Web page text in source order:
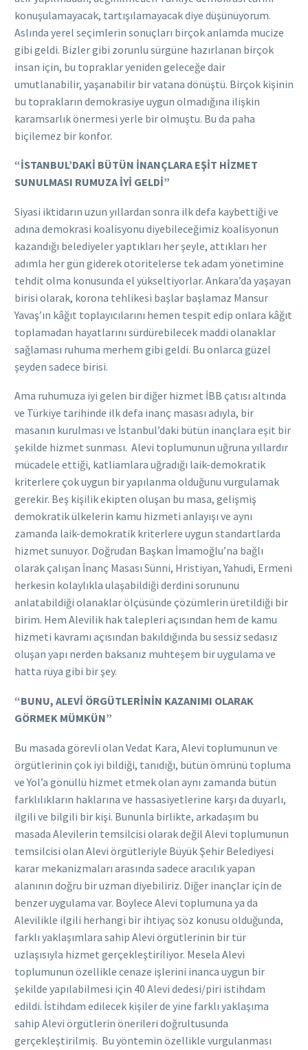
konuşulamayacak, tartışılamayacak diye düşünüyorum.
Aslında yerel seçimlerin sonuçları birçok anlamda mucize
gibi geldi. Bizler gibi zorunlu sürgüne hazırlanan birçok
insan için, bu topraklar yeniden geleceğe dair
umutlanabilir, yaşanabilir bir vatana dönüştü. Birçok kişinin
bu toprakların demokrasiye uygun olmadığına ilişkin
karamsarlık önermesi yerle bir olmuştu. Bu da paha
biçilemez bir konfor.
“İSTANBUL’DAKİ BÜTÜN İNANÇLARA EŞİT HİZMET
SUNULMASI RUMUZA İYİ GELDİ”
Siyasi iktidarın uzun yıllardan sonra ilk defa kaybettiği ve
adına demokrasi koalisyonu diyebileceğimiz koalisyonun
kazandığı belediyeler yaptıkları her şeyle, attıkları her
adımla her gün giderek otoritelerse tek adam yönetimine
tehdit olma konusunda el yükseltiyorlar. Ankara’da yaşayan
birisi olarak, korona tehlikesi başlar başlamaz Mansur
Yavaş’ın kâğıt toplayıcılarını hemen tespit edip onlara kâğıt
toplamadan hayatlarını sürdürebilecek maddi olanaklar
sağlaması ruhuma merhem gibi geldi. Bu onlarca güzel
şeyden sadece birisi.
Ama ruhumuza iyi gelen bir diğer hizmet İBB çatısı altında
ve Türkiye tarihinde ilk defa inanç masası adıyla, bir
masanın kurulması ve İstanbul’daki bütün inançlara eşit bir
şekilde hizmet sunması. Alevi toplumunun uğruna yıllardır
mücadele ettiği, katliamlara uğradığı laik-demokratik
kriterlere çok uygun bir yapılanma olduğunu vurgulamak
gerekir. Beş kişilik ekipten oluşan bu masa, gelişmiş
demokratik ülkelerin kamu hizmeti anlayışı ve aynı
zamanda laik-demokratik kriterlere uygun standartlarda
hizmet sunuyor. Doğrudan Başkan İmamoğlu’na bağlı
olarak çalışan İnanç Masası Sünni, Hristiyan, Yahudi, Ermeni
herkesin kolaylıkla ulaşabildiği derdini sorununu
anlatabildiği olanaklar ölçüsünde çözümlerin üretildiği bir
birim. Hem Alevilik hak talepleri açısından hem de kamu
hizmeti kavramı açısından bakıldığında bu sessiz sedasız
oluşan yapı nerden baksanız muhteşem bir uygulama ve
hatta rüya gibi bir şey.
“BUNU, ALEVİ ÖRGÜTLERİNİN KAZANIMI OLARAK
GÖRMEK MÜMKÜN”
Bu masada görevli olan Vedat Kara, Alevi toplumunun ve
örgütlerinin çok iyi bildiği, tanıdığı, bütün ömrünü topluma
ve Yol’a gönüllü hizmet etmek olan aynı zamanda bütün
farklılıkların haklarına ve hassasiyetlerine karşı da duyarlı,
ilgili ve bilgili bir kişi. Bununla birlikte, arkadaşım bu
masada Alevilerin temsilcisi olarak değil Alevi toplumunun
temsilcisi olan Alevi örgütleriyle Büyük Şehir Belediyesi
karar mekanizmaları arasında sadece aracılık yapan
alanının doğru bir uzman diyebiliriz. Diğer inançlar için de
benzer uygulama var. Böylece Alevi toplumuna ya da
Alevilikle ilgili herhangi bir ihtiyaç söz konusu olduğunda,
farklı yaklaşımlara sahip Alevi örgütlerinin bir tür
uzlaşısıyla hizmet gerçekleştiriliyor. Mesela Alevi
toplumunun özellikle cenaze işlerini inanca uygun bir
şekilde yapılabilmesi için 40 Alevi dedesi/piri istihdam
edildi. İstihdam edilecek kişiler de yine farklı yaklaşıma
sahip Alevi örgütlerin önerileri doğrultusunda
gerçekleştirilmiş. Bu yöntemin özellikle vurgulanması